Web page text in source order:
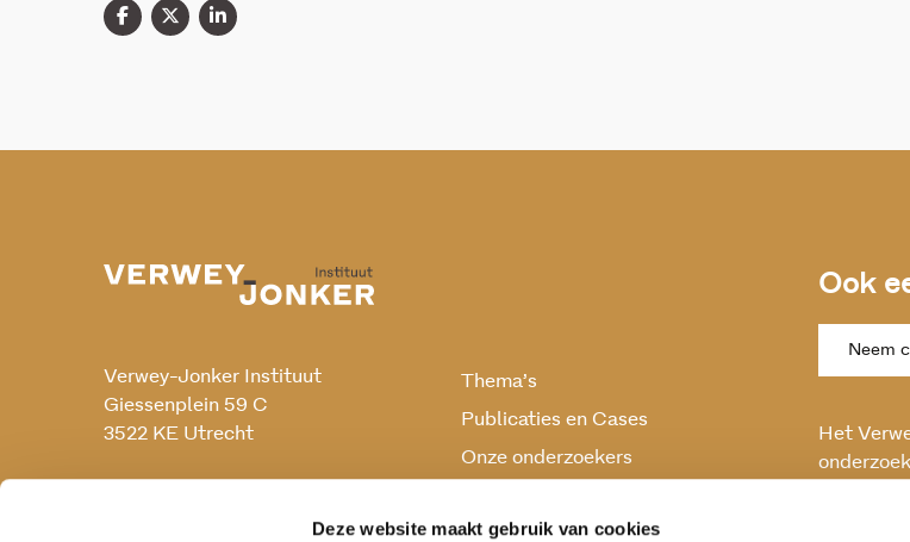
Deze website maakt gebruik van cookies
Verwey-Jonker Instituut
Giessenplein 59 C
3522 KE Utrecht
Thema’s
Publicaties en Cases
Onze onderzoekers
Ook
Neem
Het